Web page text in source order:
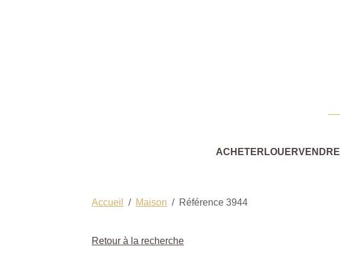
ACHETER LOUERVENDRE
Accueil Maison Référence 3944
Retour à la recherche